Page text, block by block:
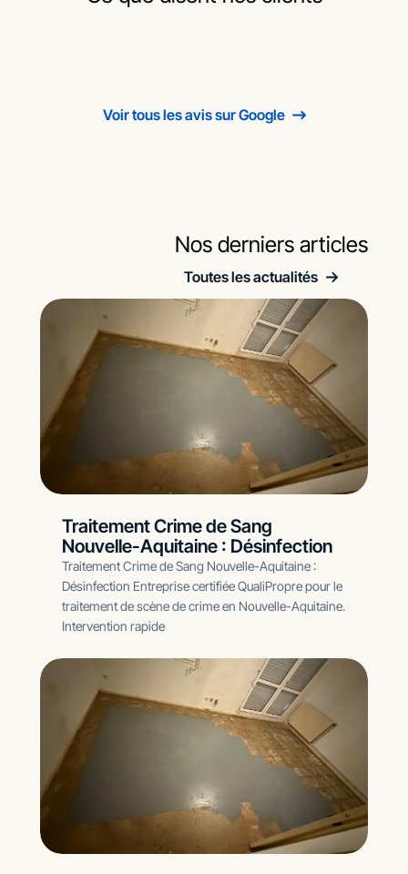
Voir tous les avis sur Google
Nos derniers articles
Toutes les actualités
Traitement Crime de Sang
Nouvelle-Aquitaine : Désinfection
Traitement Crime de Sang Nouvelle-Aquitaine :
Désinfection Entreprise certifiée QualiPropre pour le
traitement de scène de crime en Nouvelle-Aquitaine.
Intervention rapide